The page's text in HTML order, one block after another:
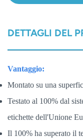
DETTAGLI DEL
Vantaggio:
Montato su una
Testato al 100% dal
etichette dell'Unione
Il 100% ha superato il